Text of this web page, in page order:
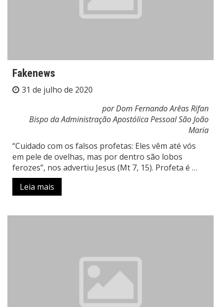
Fakenews
31 de julho de 2020
por Dom Fernando Arêas Rifan
Bispo da Administração Apostólica Pessoal São João
Maria
“Cuidado com os falsos profetas: Eles vêm até vós
em pele de ovelhas, mas por dentro são lobos
ferozes”, nos advertiu Jesus (Mt 7, 15). Profeta é …
Leia mais